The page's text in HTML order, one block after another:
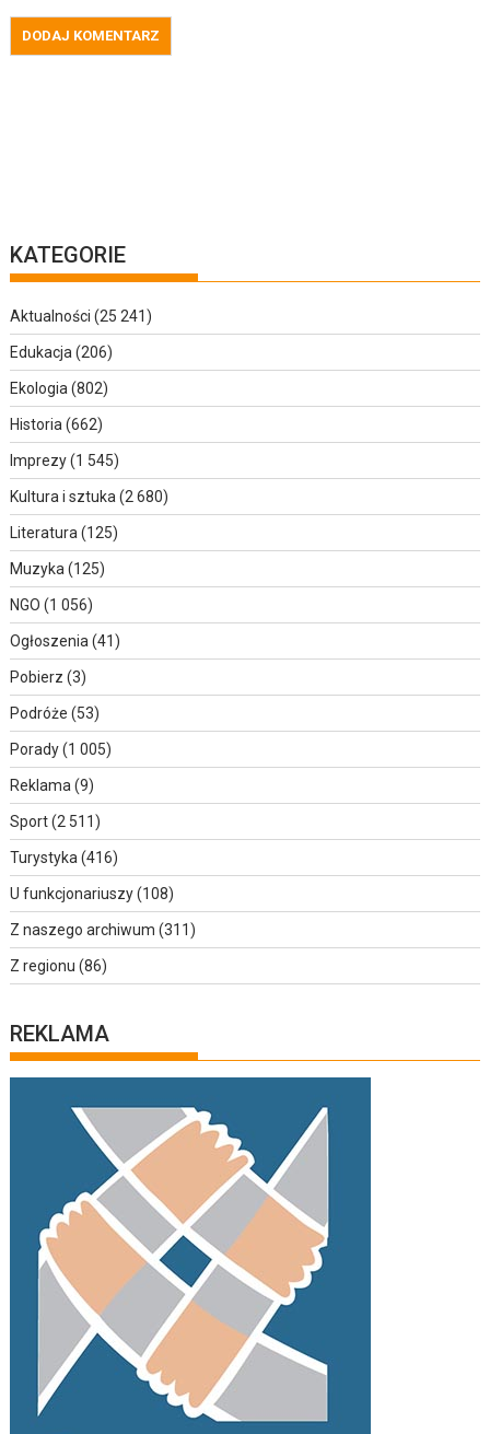
KATEGORIE
Aktualności (25 241)
Edukacja (206)
Ekologia (802)
Historia (662)
Imprezy(1 545)
Kultura i sztuka (2 680)
Literatura (125)
Muzyka (125)
NGO (1 056)
Ogłoszenia (41)
Pobierz (3)
Podróże (53)
Porady(1 005)
Reklama (9)
Sport(2 511)
Turystyka (416)
U funkcjonariuszy(108)
Z naszego archiwum (311)
Z regionu (86)
REKLAMA